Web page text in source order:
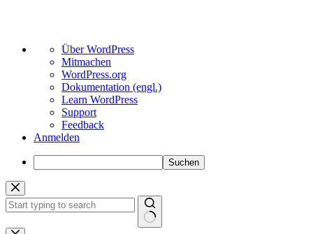
Über
WordPress
Über WordPress
Mitmachen
WordPress.org
Dokumentation (engl.)
Learn WordPress
Support
Feedback
Anmelden
Suchen
Zum
Inhalt
springen